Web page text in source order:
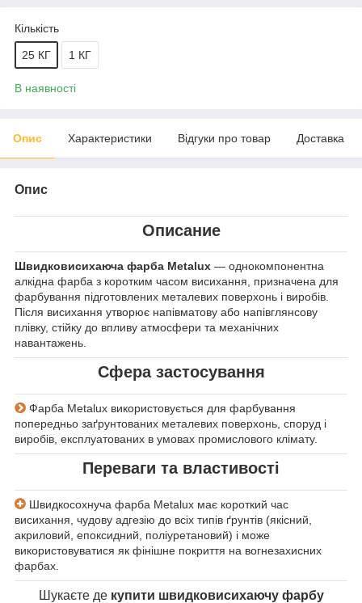
Кількість
25 КГ 1 КГ
В наявності
Опис Характеристики Відгуки про товар Доставка
Опис
Описание
Швидковисихаюча фарба Metalux — однокомпонентна
алкідна фарба з коротким часом висихання, призначена для
фарбування підготовлених металевих поверхонь і виробів.
Після висихання утворює напівматову або напівглянсову
плівку, стійку до впливу атмосфери та механічних
навантажень.
Сфера застосування
Фарба Metalux використовується для фарбування
попередньо заґрунтованих металевих поверхонь, споруд і
виробів, експлуатованих в умовах промислового клімату.
Переваги та властивості
Швидкосохнуча фарба Metalux має короткий час
висихання, чудову адгезію до всіх типів ґрунтів (якісний,
акриловий, епоксидний, поліуретановий) і може
використовуватися як фінішне покриття на вогнезахисних
фарбах.
Шукаєте де купити швидковисихаючу фарбу